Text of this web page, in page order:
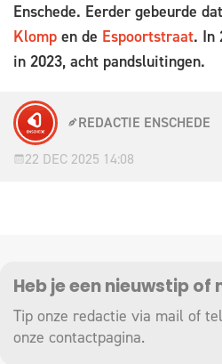
Enschede. Eerder gebeurde
Klomp en de Espoortstraat. In
in 2023, acht pandsluitingen.
REDACTIE ENSCHEDE
22 DEC 2025 14:08
Heb je een nieuwstip of
Tip onze redactie via mail of
onze contactpagina.